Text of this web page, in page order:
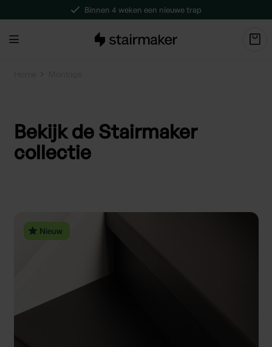
Binnen 4 weken een nieuwe trap
Bekijk de Stairmaker
collectie
Nieuw